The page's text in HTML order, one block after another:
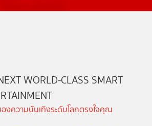
WORLD-CLASS SMART
งความบันเทิงระดับโลกตรงใจคุณ